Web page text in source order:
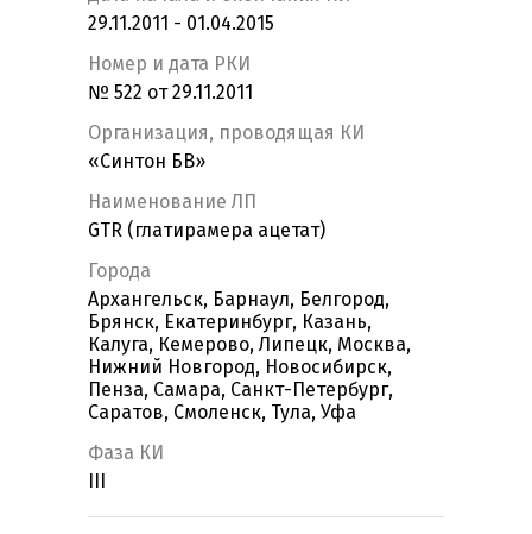
29.11.2011 - 01.04.2015
Номер и дата РКИ
№ 522 от 29.11.2011
Организация, проводящая КИ
«Синтон БВ»
Наименование ЛП
GTR (глатирамера ацетат)
Города
Архангельск, Барнаул, Белгород,
Брянск, Екатеринбург, Казань,
Калуга, Кемерово, Липецк, Москва,
Нижний Новгород, Новосибирск,
Пенза, Самара, Санкт-Петербург,
Саратов, Смоленск, Тула, Уфа
Фаза КИ